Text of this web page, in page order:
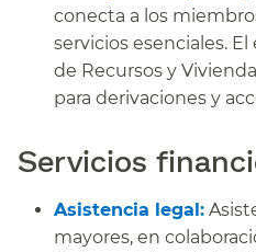
conecta a los
servicios esenciales.
de Recursos y
para derivaciones y
Servicios
Asistencia legal:
mayores, en